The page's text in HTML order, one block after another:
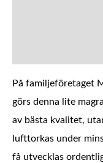
På familjeföretaget
görs denna lite
av bästa kvalitet,
lufttorkas under
få utvecklas